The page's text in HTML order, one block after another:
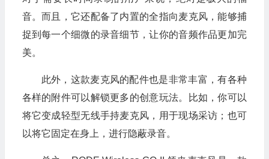
音。而且，它还配备了内置的全指向麦克风，能够捕
捉到每一个细微的录音细节，让你的音频作品更加完
美。
此外，这款麦克风的配件也是非常丰富，有各种
各样的附件可以解锁更多的创意玩法。比如，你可以
将它变成轻型无线手持麦克风，用于现场采访；也可
以将它固定在身上，进行隐蔽录音。